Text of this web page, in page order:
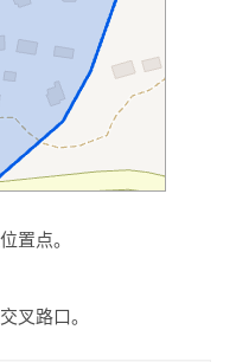
置点。
叉路口。